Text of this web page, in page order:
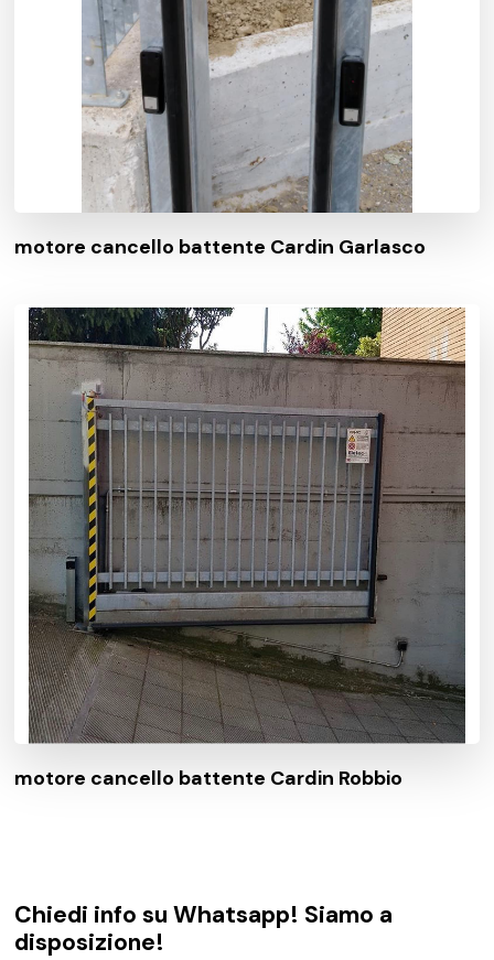
motore cancello battente Cardin Garlasco
motore cancello battente Cardin Robbio
Chiedi info su Whatsapp! Siamo a
disposizione!